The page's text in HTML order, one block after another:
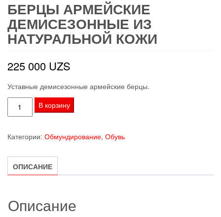
БЕРЦЫ АРМЕЙСКИЕ
ДЕМИСЕЗОННЫЕ ИЗ
НАТУРАЛЬНОЙ КОЖИ
225 000 UZS
Уставные демисезонные армейские берцы.
Количество
товара
армейские
из
натуральной
В корзину
Категории: Обмундирование, Обувь
ОПИСАНИЕ
Описание